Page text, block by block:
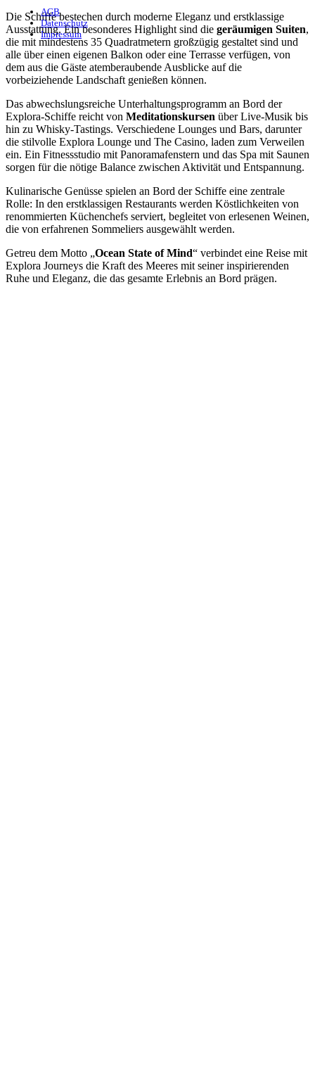
Die Schiffe bestechen durch moderne Eleganz und erstklassige
Ausstattung. Ein besonderes Highlight sind die geräumigen Suiten,
die mit mindestens 35 Quadratmetern großzügig gestaltet sind und
alle über einen eigenen Balkon oder eine Terrasse verfügen, von
dem aus die Gäste atemberaubende Ausblicke auf die
vorbeiziehende Landschaft genießen können.
Das abwechslungsreiche Unterhaltungsprogramm an Bord der
Explora-Schiffe reicht von Meditationskursen über Live-Musik bis
hin zu Whisky-Tastings. Verschiedene Lounges und Bars, darunter
die stilvolle Explora Lounge und The Casino, laden zum Verweilen
ein. Ein Fitnessstudio mit Panoramafenstern und das Spa mit Saunen
sorgen für die nötige Balance zwischen Aktivität und Entspannung.
Kulinarische Genüsse spielen an Bord der Schiffe eine zentrale
Rolle: In den erstklassigen Restaurants werden Köstlichkeiten von
renommierten Küchenchefs serviert, begleitet von erlesenen Weinen,
die von erfahrenen Sommeliers ausgewählt werden.
Getreu dem Motto „Ocean State of Mind“ verbindet eine Reise mit
Explora Journeys die Kraft des Meeres mit seiner inspirierenden
Ruhe und Eleganz, die das gesamte Erlebnis an Bord prägen.
AGB
Datenschutz
Impressum